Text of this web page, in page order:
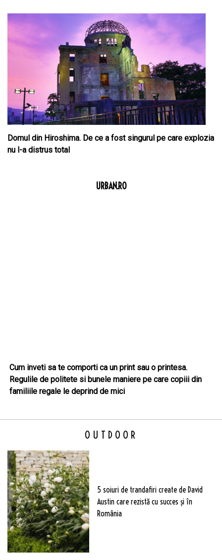
Domul din Hiroshima. De ce a fost singurul pe care explozia
nu l-a distrus total
URBAN.RO
Cum inveti sa te comporti ca un print sau o printesa.
Regulile de politete si bunele maniere pe care copiii din
familiile regale le deprind de mici
OUTDOOR
5 soiuri de trandafiri create de David
Austin care rezistă cu succes și în
România